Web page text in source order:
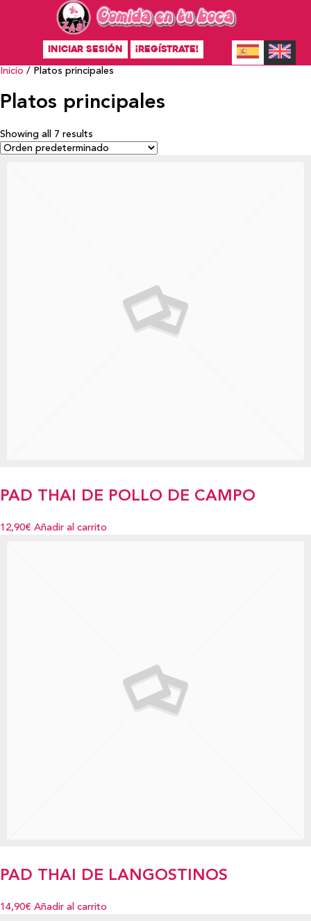
INICIAR SESIÓN ¡REGÍSTRATE!
Inicio / Platos principales
Platos principales
Showing all 7 results
PAD THAI DE POLLO DE CAMPO
12,90€ Añadir al carrito
PAD THAI DE LANGOSTINOS
14,90€ Añadir al carrito